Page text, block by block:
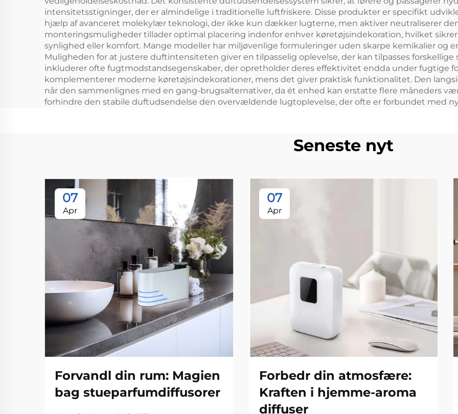
Hotel
intensitetsstigninger, der er almindelige i traditionelle luftfriskere. Disse produkter er specifikt
hjælp af avanceret molekylær teknologi, der ikke kun dækker lugterne, men aktiver neutraliserer
monteringsmuligheder tillader optimal placering indenfor enhver køretøjsindekoration, hvilket
synlighed eller komfort. Mange modeller har miljøvenlige formuleringer uden skarpe kemikalier og
Muligheden for at justere duftintensiteten giver en tilpasselig oplevelse, der kan tilpasses
inkluderer ofte fugtmodstandsegenskaber, der opretholder deres effektivitet endda under fugtige
komplementerer moderne køretøjsindekorationer, mens det giver praktisk funktionalitet. Den
når den sammenlignes med en gang-brugsalternativer, da ét enhed kan erstatte flere måneders
forhindre den stabile duftudsendelse den overvældende lugtoplevelse, der ofte er forbundet med
Seneste nyt
07
Apr
Forvandl din rum: Magien
bag stueparfumdiffusorer
07
Apr
Forbedr din atmosfære:
Kraften i hjemme-aroma
diffuser